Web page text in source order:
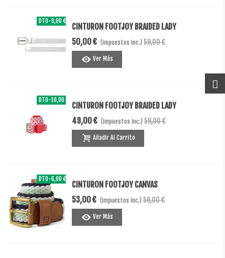
DTO-9,00 €
CINTURON FOOTJOY BRAIDED LADY
50,00 € (impuestos inc.) 59,00 €
Ver Más
DTO-10,00 €
CINTURON FOOTJOY BRAIDED LADY
49,00 € (impuestos inc.) 59,00 €
Añadir Al Carrito
DTO-6,00 €
CINTURON FOOTJOY CANVAS
53,00 € (impuestos inc.) 59,00 €
Ver Más